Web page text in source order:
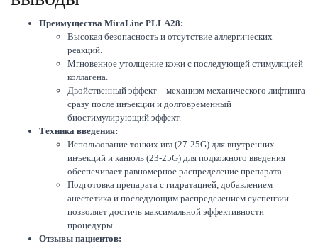
Преимущества MiraLine PLLA28:
Высокая безопасность и отсутствие аллергических
реакций.
Мгновенное утолщение кожи с последующей стимуляцией
коллагена.
Двойственный эффект – механизм механического лифтинга
сразу после инъекции и долговременный
биостимулирующий эффект.
Техника введения:
Использование тонких игл (27-25G) для внутренних
инъекций и канюль (23-25G) для подкожного введения
обеспечивает равномерное распределение препарата.
Подготовка препарата с гидратацией, добавлением
анестетика и последующим распределением суспензии
позволяет достичь максимальной эффективности
процедуры.
Отзывы пациентов: